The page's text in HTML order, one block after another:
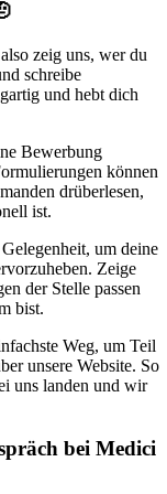
zeig uns, wer du
schreibe
und hebt dich
Bewerbung
können
drüberlesen,
ist.
um deine
Zeige
der Stelle passen
bist.
Weg, um Teil
unsere Website. So
uns landen und wir
bei Medici